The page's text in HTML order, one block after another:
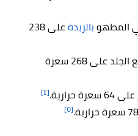
المطهوبالزبدة
على 238
مع الجلد على 268 سعرة
حرارية. [٤]
[٥]